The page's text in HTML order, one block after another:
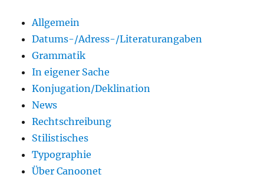
Allgemein
Datums-/Adress-/Literaturangaben
Grammatik
In eigener Sache
Konjugation/Deklination
News
Rechtschreibung
Stilistisches
Typographie
Über Canoonet